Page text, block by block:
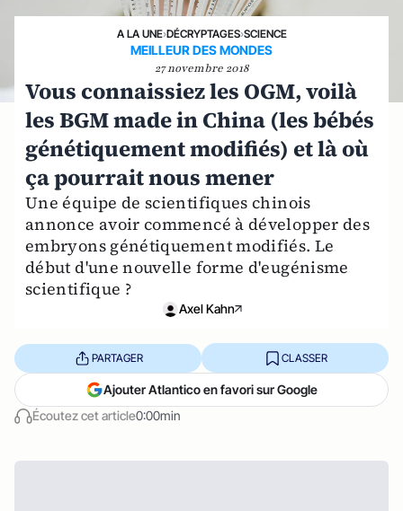
A LA UNE›DÉCRYPTAGES›SCIENCE
MEILLEUR DES MONDES
27 novembre 2018
Vous connaissiez les OGM, voilà
les BGM made in China (les bébés
génétiquement modifiés) et là où
ça pourrait nous mener
Une équipe de scientifiques chinois
annonce avoir commencé à développer des
embryons génétiquement modifiés. Le
début d'une nouvelle forme d'eugénisme
scientifique ?
Axel Kahn
Écoutez cet article0:00min
PARTAGER CLASSER
Ajouter Atlantico en favori sur Google